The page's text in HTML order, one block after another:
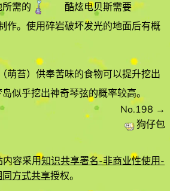
需的
酷炫电贝斯需要
作。使用碎岩破坏发光的地面后有概
（萌苔） 供奉苦味的食物可以提升挖出
似乎挖出神奇琴弦的概率较高。
No.198 →
狗仔包
内容采用知识共享署名-非商业性使用-
同方式共享授权。